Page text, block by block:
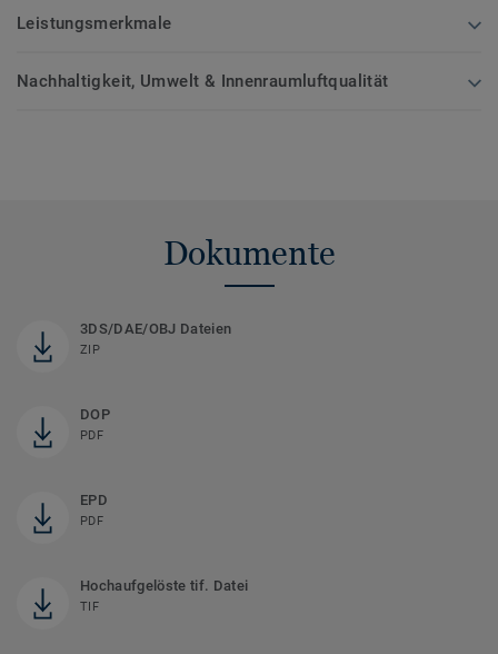
Leistungsmerkmale
Nachhaltigkeit, Umwelt & Innenraumluftqualität
Dokumente
3DS/DAE/OBJ Dateien
ZIP
DOP
PDF
EPD
PDF
Hochaufgelöste tif. Datei
TIF